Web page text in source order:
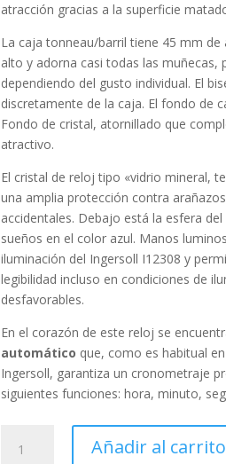
atracción gracias a la superficie
La cajatonneau/barril tiene 45 mm de
alto y adorna casi todas las muñecas,
dependiendo del gusto individual. El
discretamente de la caja. El fondo de
Fondo de cristal, atornillado que
atractivo.
El cristal de reloj tipo «vidrio mineral,
una amplia protección contra
accidentales. Debajo está la esfera
sueños en el color azul. Manos
iluminación del Ingersoll I12308 y
legibilidad incluso en condiciones de
desfavorables.
En el corazón de este reloj se
automático que, como es habitual
Ingersoll, garantiza un cronometraje
siguientes funciones:hora, minuto,
Challenger
Añadir al carrito